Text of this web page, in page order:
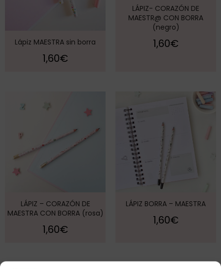
Lápiz MAESTRA sin borra
1,60€
LÁPIZ- CORAZÓN DE
MAESTR@ CON BORRA
(negro)
1,60€
LÁPIZ – CORAZÓN DE
MAESTRA CON BORRA (rosa)
1,60€
LÁPIZ BORRA – MAESTRA
1,60€